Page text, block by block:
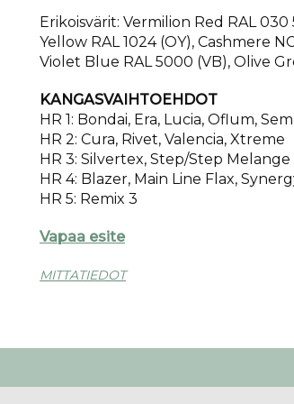
Erikoisvärit: Vermilion Red RAL 030
Yellow RAL 1024 (OY), Cashmere
Violet Blue RAL 5000 (VB), Olive
KANGASVAIHTOEHDOT
HR 1: Bondai, Era, Lucia, Oflum,
HR 2: Cura, Rivet, Valencia, Xtreme
HR 3: Silvertex, Step/Step Melange
HR 4: Blazer, Main Line Flax,
HR 5: Remix 3
Vapaa esite
MITTATIEDOT